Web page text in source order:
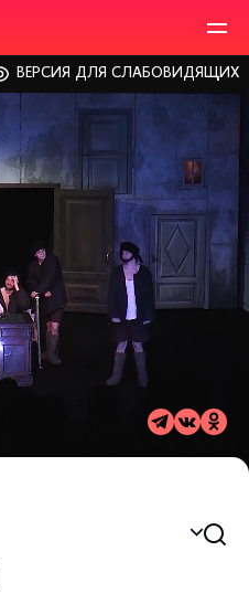
ВЕРСИЯ ДЛЯ СЛАБОВИДЯЩИХ